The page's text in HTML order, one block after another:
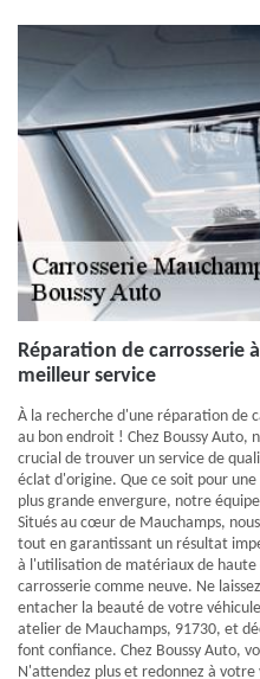
Réparation de carrosserie
meilleur service
À la recherche d'une réparation de
au bon endroit ! Chez Boussy Auto,
crucial de trouver un service de
éclat d'origine. Que ce soit pour
plus grande envergure, notre
Situés au cœur de Mauchamps,
tout en garantissant un résultat
à l'utilisation de matériaux de haute
carrosserie comme neuve. Ne
entacher la beauté de votre
atelier de Mauchamps, 91730, et
font confiance. Chez Boussy Auto,
N'attendez plus et redonnez à